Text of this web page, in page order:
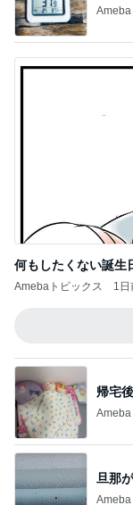
Ameba
何もしたくない誕生
Amebaトピックス 1日
帰宅
Ameba
旦那
Ameba